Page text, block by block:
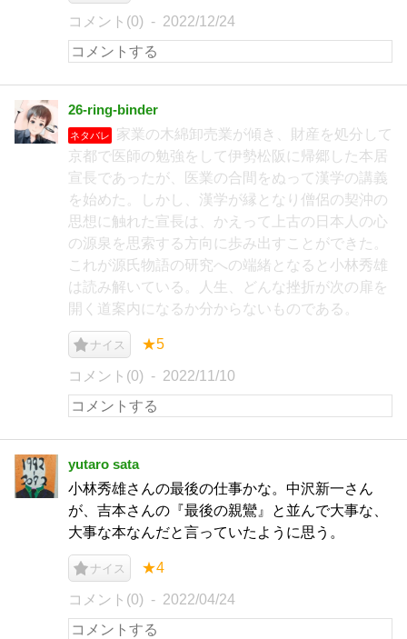
コメント(0) 2022/12/24
26-ring-binder
ネタバレ
家業の木綿卸売業が傾き、財産を処分して
京都で医師の勉強をして伊勢松阪に帰郷した本居
宣長であったが、医業の合間をぬって漢学の講義
を始めた。しかし、漢学が縁となり僧侶の契沖の
思想に触れた宣長は、かえって上古の日本人の心
の源泉を思索する方向に歩み出すことができた。
これが源氏物語の研究への端緒となると小林秀雄
は読み解いている。人生、どんな挫折が次の扉を
開く道案内になるか分からないものである。
ナイス ★5
コメント(0) 2022/11/10
yutaro sata
小林秀雄さんの最後の仕事かな。中沢新一さん
が、吉本さんの『最後の親鸞』と並んで大事な、
大事な本なんだと言っていたように思う。
ナイス ★4
コメント(0) 2022/04/24